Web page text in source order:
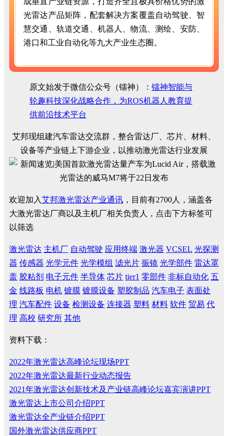
光雷达产品矩阵，配套解决方案覆盖自动驾驶、智
慧交通、轨道交通、机器人、物流、测绘、安防、
港口和工业自动化等九大产业生态圈。
原文始发于微信公众号（镭神）： 镭神智能与
轮趣科技深化战略合作，为ROS机器人教育提
供前沿技术平台
艾邦现组建汽车雷达交流群，整合雷达厂、芯片、材料、
设备等产业链上下游企业，以推动激光雷达行业发展
欢迎加入艾邦激光雷达产业通讯 ，目前有2700人，涵盖各
大激光雷达厂商以及主机厂相关负责人，点击下方标签可
以筛选
激光雷达 主机厂 自动驾驶 应用终端 激光器 VCSEL 光探测
器 传感器 光学元件 光学模组 滤光片 振镜 光学部件 雷达罩
盖 胶粘剂 电子元件 半导体 芯片 tier1 零部件 非标自动化 五
金 线路板 电机 镀膜 镀膜设备 塑胶制品 汽车电子 表面处
理 汽车配件 设备 检测设备 连接器 塑料 材料 软件 贸易 代
理 高校 研究所 其他
资料下载：
2022年激光雷达高峰论坛现场PPT
2022年激光雷达最新行业动态报告
2021年激光雷达创新技术及产业链高峰论坛嘉宾演讲PPT
激光雷达上市公司介绍PPT
激光雷达全产业链介绍PPT
国外激光雷达供应商PPT